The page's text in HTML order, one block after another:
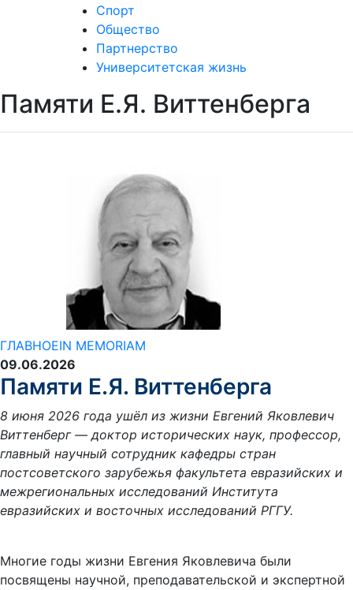
Спорт
Общество
Партнерство
Университетская жизнь
Памяти Е.Я. Виттенберга
ГЛАВНОЕIN MEMORIAM
09.06.2026
Памяти Е.Я. Виттенберга
8 июня 2026 года ушёл из жизни Евгений Яковлевич
Виттенберг — доктор исторических наук, профессор,
главный научный сотрудник кафедры стран
постсоветского зарубежья факультета евразийских и
межрегиональных исследований Института
евразийских и восточных исследований РГГУ.
Многие годы жизни Евгения Яковлевича были
посвящены научной, преподавательской и экспертной